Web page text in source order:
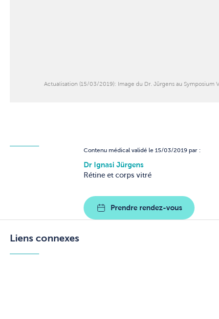
Actualisation (15/03/2019): Image du Dr. Jürgens au Symposium
Contenu médical validé le 15/03/2019 par :
Dr Ignasi Jürgens
Rétine et corps vitré
Prendre rendez-vous
Liens connexes